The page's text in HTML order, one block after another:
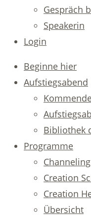
Gespräch
Speakerin
Login
Beginne hier
Aufstiegsabend
Bibliothek
Programme
Creation
Creation
Übersicht